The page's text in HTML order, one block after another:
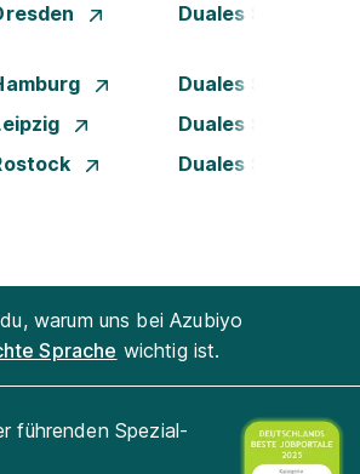
Duales Studium
Duales Studium
Duales Studium
Duales Studium
warum uns bei Azubiyo
Sprache wichtig ist.
führenden Spezial-